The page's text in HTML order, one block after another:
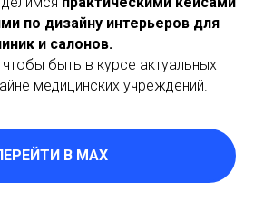
по дизайну интерьеров для
и салонов.
быть в курсе актуальных
медицинских учреждений.
В MAX